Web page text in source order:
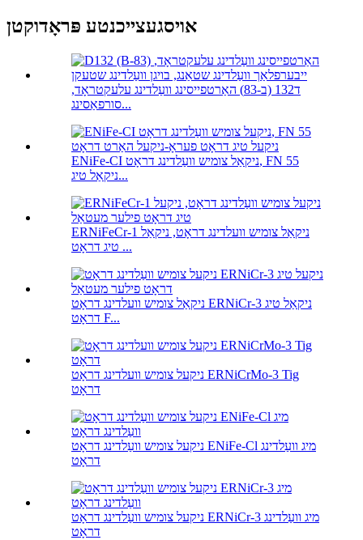
אויסגעצייכנטע פּראָדוקטן
ד132 (ב-83) האַרטפייסינג וועַלדינג עלעקטראָד,
סורפאַסינג...
ENiFe-CI ניקאַל צומיש וועַלדינג דראָט, FN 55
ניקאַל טיג...
ERNiFeCr-1 ניקאַל צומיש וועלדינג דראָט, ניקאַל
טיג דראָט ...
ניקאַל צומיש וועלדינג דראָט ERNiCr-3 ניקאַל טיג
דראָט F...
ניקעל צומיש וועלדינג דראָט ERNiCrMo-3 Tig
דראָט
ניקעל צומיש וועַלדינג דראָט ENiFe-Cl מיג וועַלדינג
דראָט
ניקעל צומיש וועַלדינג דראָט ERNiCr-3 מיג וועַלדינג
דראָט